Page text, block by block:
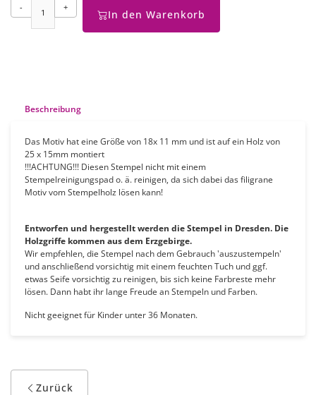
- +
In den Warenkorb
Beschreibung
Das Motiv hat eine Größe von 18x 11 mm und ist auf ein Holz von
25 x 15mm montiert
!!!ACHTUNG!!! Diesen Stempel nicht mit einem
Stempelreinigungspad o. ä. reinigen, da sich dabei das filigrane
Motiv vom Stempelholz lösen kann!
Entworfen und hergestellt werden die Stempel in Dresden. Die
Holzgriffe kommen aus dem Erzgebirge.
Wir empfehlen, die Stempel nach dem Gebrauch 'auszustempeln'
und anschließend vorsichtig mit einem feuchten Tuch und ggf.
etwas Seife vorsichtig zu reinigen, bis sich keine Farbreste mehr
lösen. Dann habt ihr lange Freude an Stempeln und Farben.
Nicht geeignet für Kinder unter 36 Monaten.
Zurück